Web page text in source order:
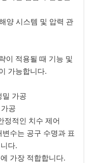
양 시스템 및 압력 관
이 적용될 때 기능 및
가능합니다.
밀 가공
공
정적인 치수 제어
수는 공구 수명과 표
다.
가장 적합합니다.